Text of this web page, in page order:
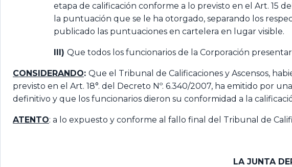
etapa de calificación conforme a lo previsto en el Art. 15
la puntuación que se le ha otorgado, separando los
publicado las puntuaciones en cartelera en lugar visible.
III) Que todos los funcionarios de la Corporación
CONSIDERANDO: Que el Tribunal de Calificaciones y Ascensos,
previsto en el Art. 18°. del Decreto Nº. 6.340/2007, ha emitido por
definitivo y que los funcionarios dieron su conformidad a la
ATENTO: a lo expuesto y conforme al fallo final del Tribunal de
LA JUNTA